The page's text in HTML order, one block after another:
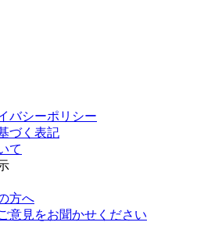
バシーポリシー
づく表記
て
方へ
意見をお聞かせください